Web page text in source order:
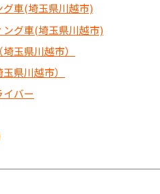
車(埼玉県川越市)
グ車(埼玉県川越市)
玉県川越市）
県川越市）
バー